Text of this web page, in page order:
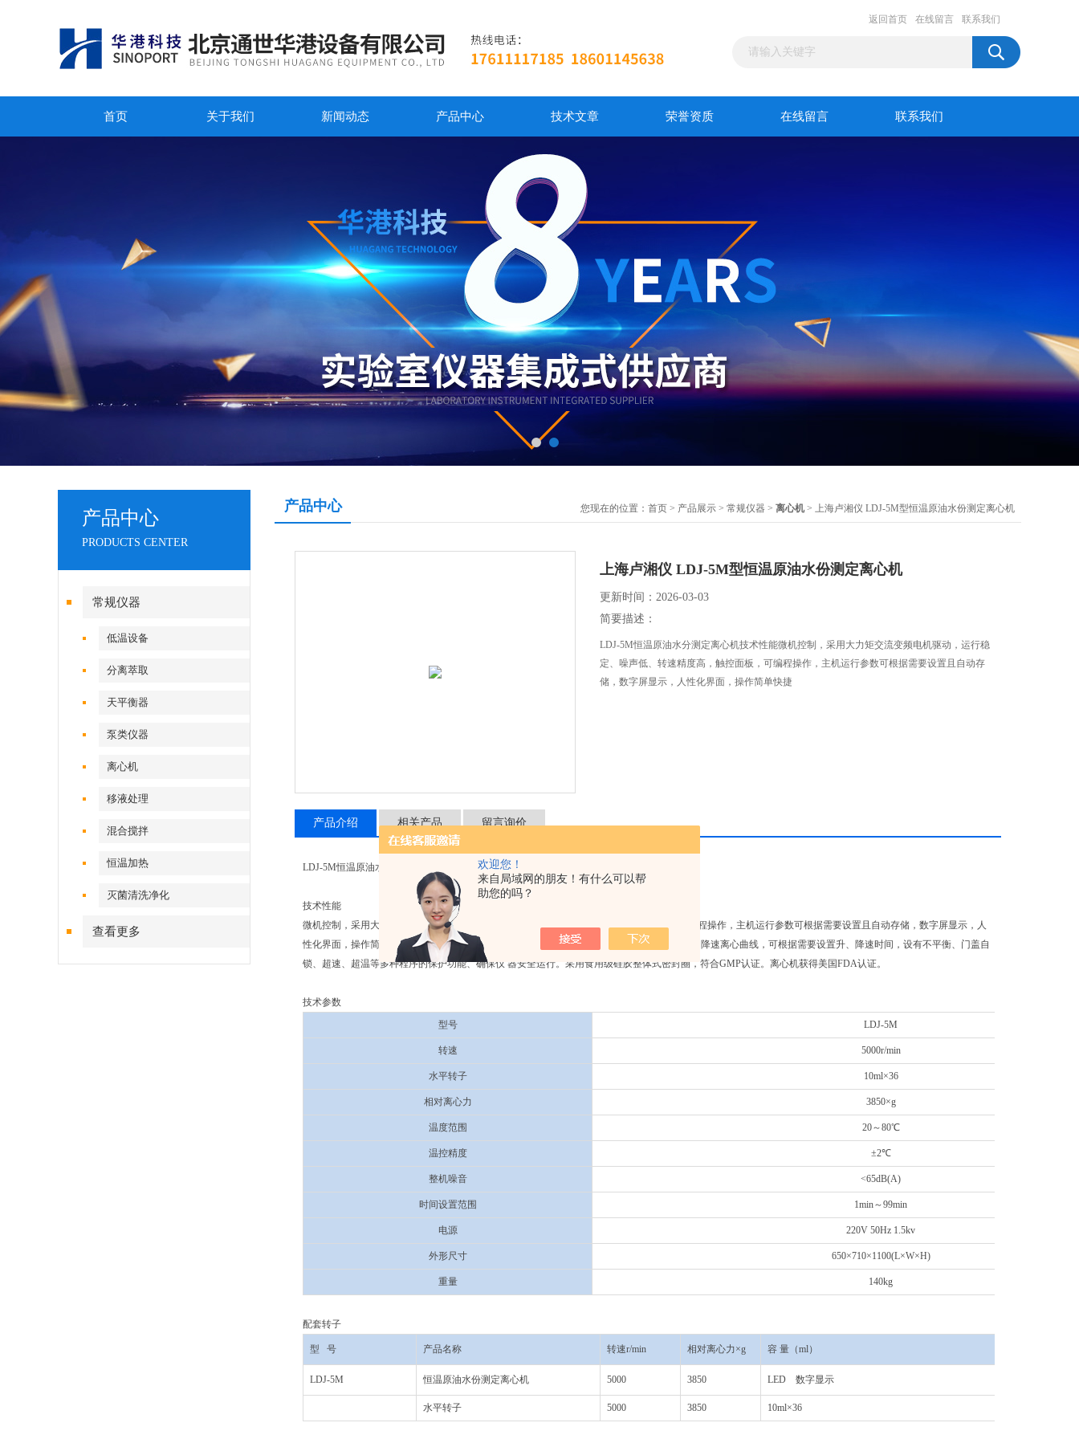
欢迎您！
来自局域网的朋友！有什么可以帮
助您的吗？
返回首页 在线留言 联系我们
首页 关于我们 新闻动态 产品中心 技术文章 荣誉资质 在线留言 联系我们
产品中心
PRODUCTS CENTER
常规仪器
低温设备
分离萃取
天平衡器
泵类仪器
离心机
移液处理
混合搅拌
恒温加热
灭菌清洗净化
查看更多
产品中心 您现在的位置： 首页 > 产品展示 > 常规仪器 > 离心机 > 上海卢湘仪 LDJ-5M型恒温原油水份测定离心机
上海卢湘仪 LDJ-5M型恒温原油水份测定离心机
更新时间：2026-03-03
简要描述：
LDJ-5M恒温原油水分测定离心机技术性能微机控制，采用大力矩交流变频电机驱动，运行稳
定、噪声低、转速精度高，触控面板，可编程操作，主机运行参数可根据需要设置且自动存
储，数字屏显示，人性化界面，操作简单快捷
产品介绍 相关产品 留言询价
LDJ-5M恒温原油水分测定离心机
技术性能
微机控制，采用大力矩交流变频电机驱动，运行稳定、噪声低、转速精度高，触控面板，可编程操作，主机运行参数可根据需要设置且自动存储，数字屏显示，人
性化界面，操作简单快捷。实时RPM/RCF之读数换算和设定，方便快捷；具有10个程序的升、降速离心曲线，可根据需要设置升、降速时间，设有不平衡、门盖自
锁、超速、超温等多种程序的保护功能、确保仪 器安全运行。采用食用级硅胶整体式密封圈，符合GMP认证。离心机获得美国FDA认证。
技术参数
型号
LDJ-5M
转速 5000r/min
水平转子 10ml×36
相对离心力 3850×g
温度范围 20～80℃
温控精度 ±2℃
整机噪音 <65dB(A)
时间设置范围 1min～99min
电源 220V 50Hz 1.5kv
外形尺寸 650×710×1100(L×W×H)
重量 140kg
配套转子
型 号 产品名称 转速r/min 相对离心力×g 容 量（ml）
LDJ-5M 恒温原油水份测定离心机 5000 3850 LED 数字显示
水平转子 5000 3850 10ml×36